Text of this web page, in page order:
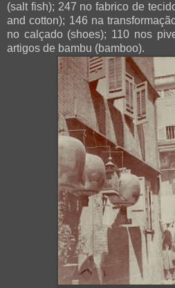
(salt fish); 247 no fabrico de
and cotton); 146 na
no calçado (shoes); 110 nos
artigos de bambu (bamboo).